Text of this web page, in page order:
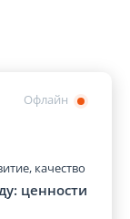
Офлайн
качество
ценности